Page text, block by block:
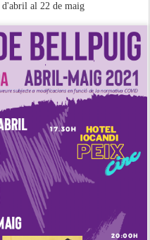
d'abril al 22 de maig